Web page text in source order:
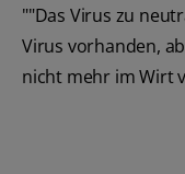
""Das Virus zu
Virus vorhanden,
nicht mehr im Wirt